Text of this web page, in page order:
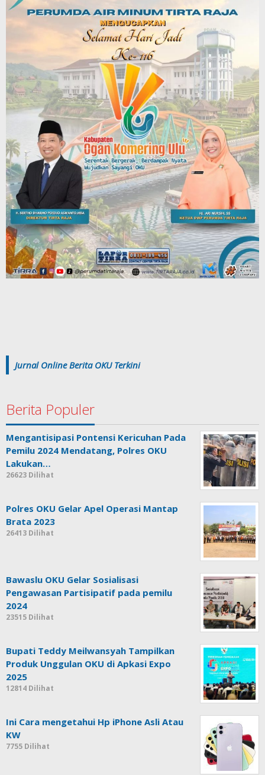
Jurnal Online Berita OKU Terkini
Berita Populer
Mengantisipasi Pontensi Kericuhan Pada
Pemilu 2024 Mendatang, Polres OKU
Lakukan…
26623 Dilihat
Polres OKU Gelar Apel Operasi Mantap
Brata 2023
26413 Dilihat
Bawaslu OKU Gelar Sosialisasi
Pengawasan Partisipatif pada pemilu
2024
23515 Dilihat
Bupati Teddy Meilwansyah Tampilkan
Produk Unggulan OKU di Apkasi Expo
2025
12814 Dilihat
Ini Cara mengetahui Hp iPhone Asli Atau
KW
7755 Dilihat